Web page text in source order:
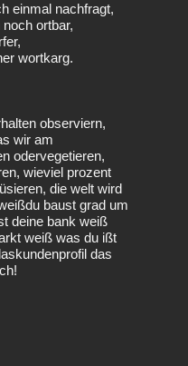
einmal nachfragt,
ortbar,
wortkarg.
observiern,
wir am
odervegetieren,
wieviel prozent
die welt wird
baust grad um
deine bank weiß
weiß was du ißt
das